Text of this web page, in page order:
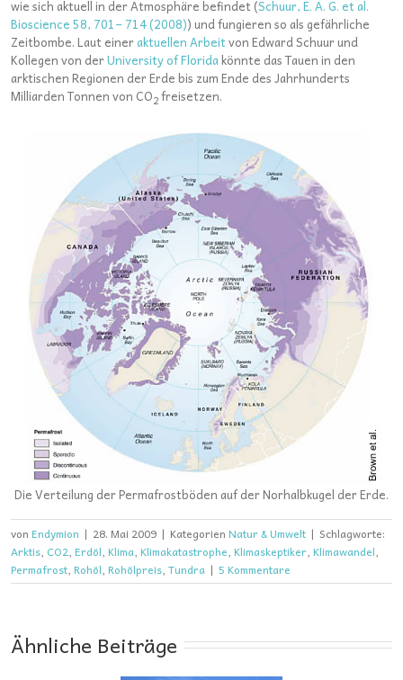
wie sich aktuell in der Atmosphäre befindet (Schuur, E. A. G. et al.
Bioscience 58, 701– 714 (2008)) und fungieren so als gefährliche
Zeitbombe. Laut eineraktuellen Arbeitvon Edward Schuur und
Kollegen von derUniversity of Floridakönnte das Tauen in den
arktischen Regionen der Erde bis zum Ende des Jahrhunderts
Milliarden Tonnen von CO2freisetzen.
Die Verteilung der Permafrostböden auf der Norhalbkugel der Erde.
von Endymion | 28. Mai 2009 | Kategorien Natur & Umwelt | Schlagworte:
Arktis, CO2, Erdöl, Klima, Klimakatastrophe, Klimaskeptiker, Klimawandel,
Permafrost, Rohöl, Rohölpreis, Tundra | 5 Kommentare
Ähnliche Beiträge